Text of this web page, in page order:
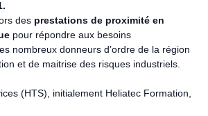
des prestations de proximité en
pour répondre aux besoins
nombreux donneurs d’ordre de la région
et de maitrise des risques industriels.
(HTS), initialement Heliatec Formation,